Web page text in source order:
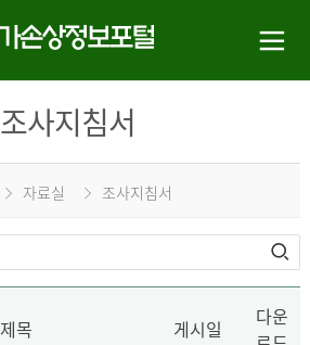
조사지침서
자료실 조사지침서
제목 게시일
다운